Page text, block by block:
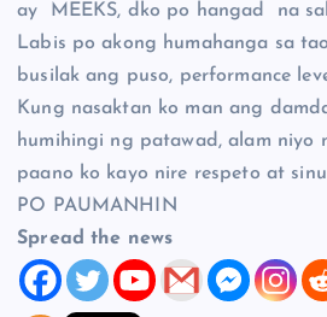
ay MEEKS, dko po hangad na
Labis po akong humahanga sa
busilak ang puso, performance
Kung nasaktan ko man ang
humihingi ng patawad, alam niyo
paano ko kayo nire respeto at
PO PAUMANHIN
Spread the news